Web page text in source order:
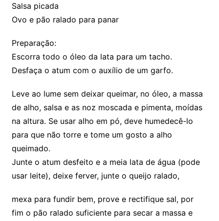
Salsa picada
Ovo e pão ralado para panar
Preparação:
Escorra todo o óleo da lata para um tacho.
Desfaça o atum com o auxílio de um garfo.
Leve ao lume sem deixar queimar, no óleo, a massa
de alho, salsa e as noz moscada e pimenta, moídas
na altura. Se usar alho em pó, deve humedecê-lo
para que não torre e tome um gosto a alho
queimado.
Junte o atum desfeito e a meia lata de água (pode
usar leite), deixe ferver, junte o queijo ralado,
mexa para fundir bem, prove e rectifique sal, por
fim o pão ralado suficiente para secar a massa e